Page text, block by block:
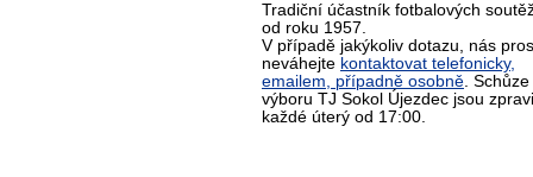
Tradiční účastník fotbalových
od roku 1957.
V případě jakýkoliv dotazu, nás
neváhejte kontaktovat telefonicky,
emailem, případně osobně. Schůze
výboru TJ Sokol Újezdec jsou
každé úterý od 17:00.